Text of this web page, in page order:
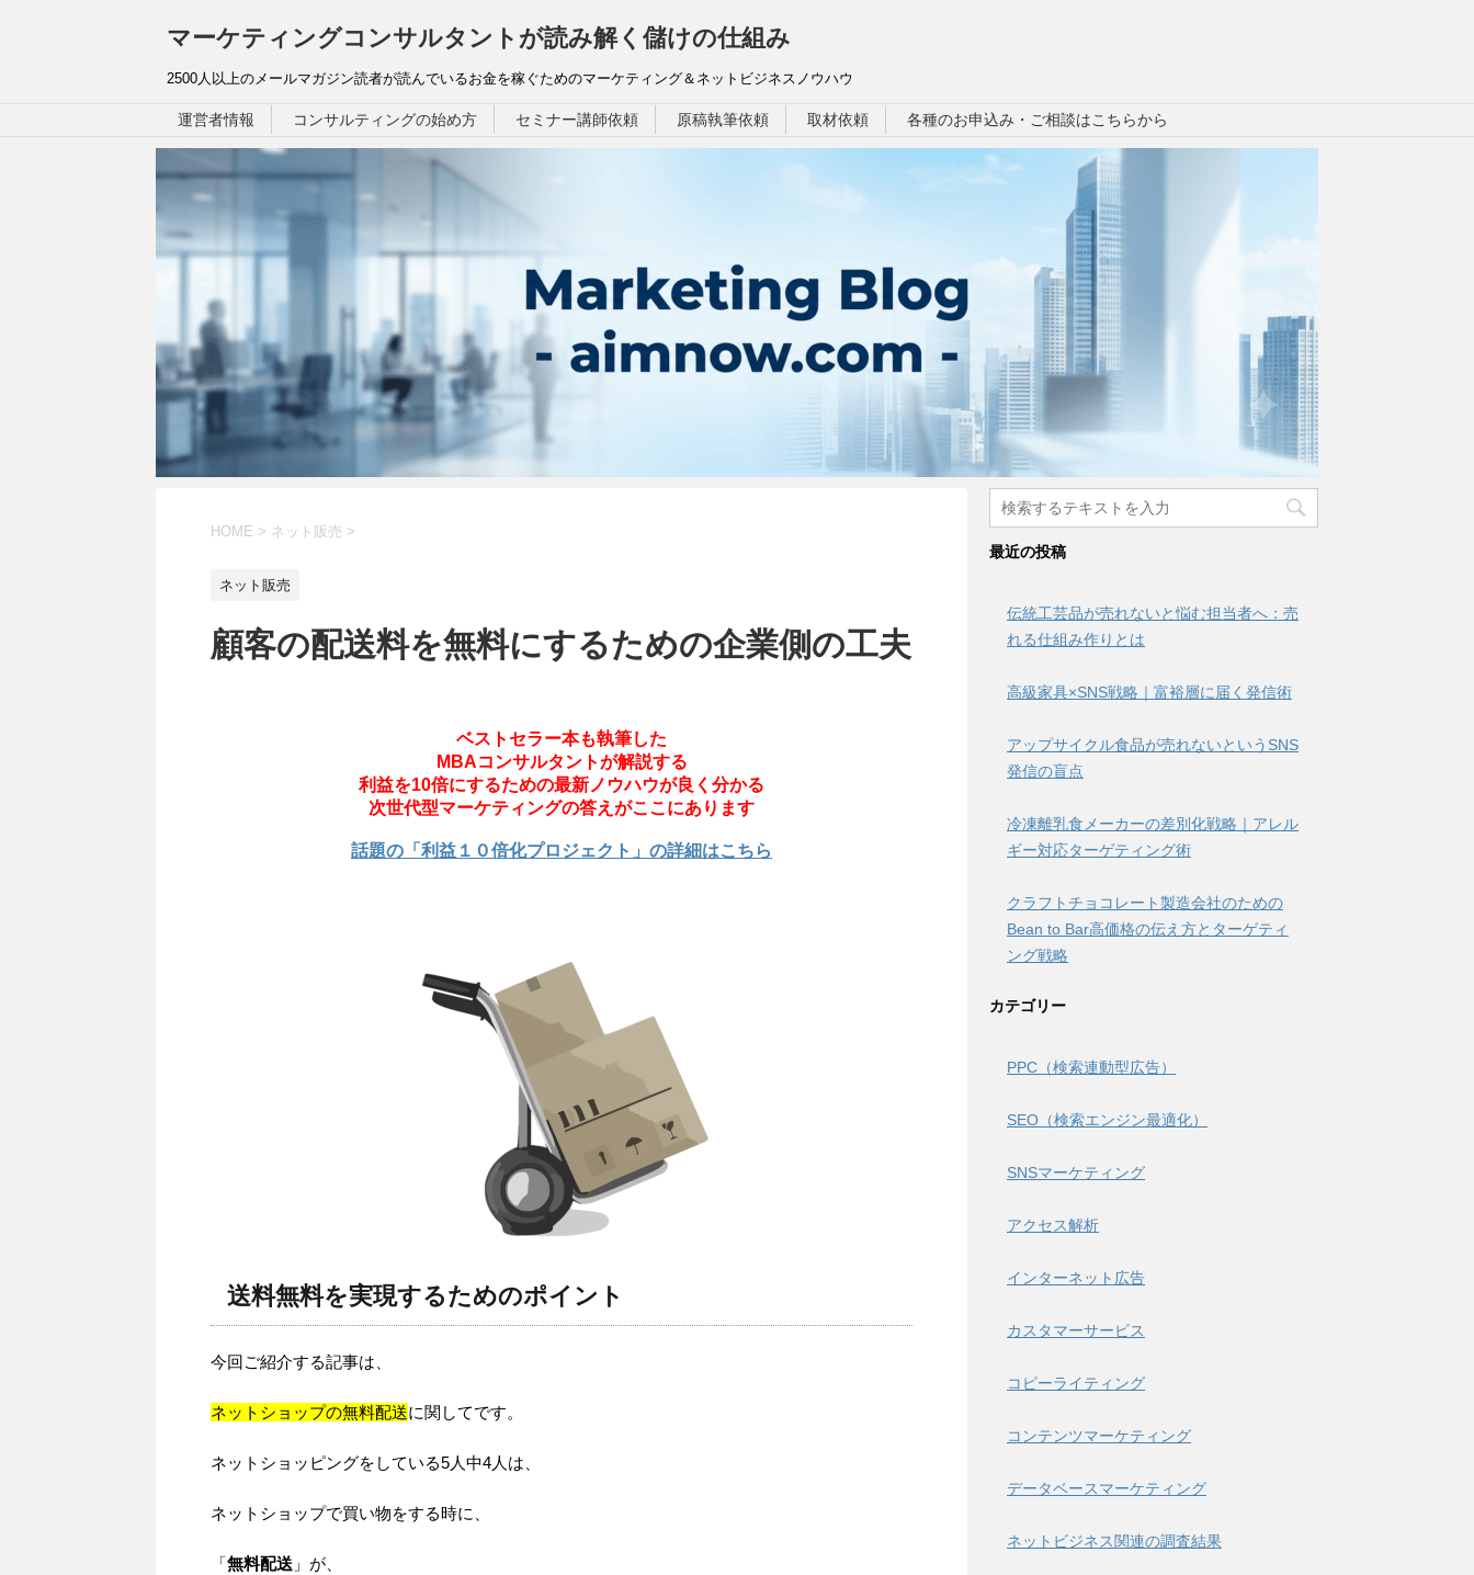
マーケティングコンサルタントが読み解く儲けの仕組み
2500人以上のメールマガジン読者が読んでいるお金を稼ぐためのマーケティング＆ネットビジネスノウハウ
運営者情報 コンサルティングの始め方 セミナー講師依頼 原稿執筆依頼 取材依頼 各種のお申込み・ご相談はこちらから
HOME > ネット販売 >
ネット販売
顧客の配送料を無料にするための企業側の工夫
ベストセラー本も執筆した
MBAコンサルタントが解説する
利益を10倍にするための最新ノウハウが良く分かる
次世代型マーケティングの答えがここにあります
話題の「利益１０倍化プロジェクト」の詳細はこちら
送料無料を実現するためのポイント
今回ご紹介する記事は、
ネットショップの無料配送に関してです。
ネットショッピングをしている5人中4人は、
ネットショップで買い物をする時に、
「無料配送 」が、
最近の投稿
伝統工芸品が売れないと悩む担当者へ：売
れる仕組み作りとは
高級家具×SNS戦略｜富裕層に届く発信術
アップサイクル食品が売れないというSNS
発信の盲点
冷凍離乳食メーカーの差別化戦略｜アレル
ギー対応ターゲティング術
クラフトチョコレート製造会社のための
Bean to Bar高価格の伝え方とターゲティ
ング戦略
カテゴリー
PPC（検索連動型広告）
SEO（検索エンジン最適化）
SNSマーケティング
アクセス解析
インターネット広告
カスタマーサービス
コピーライティング
コンテンツマーケティング
データベースマーケティング
ネットビジネス関連の調査結果